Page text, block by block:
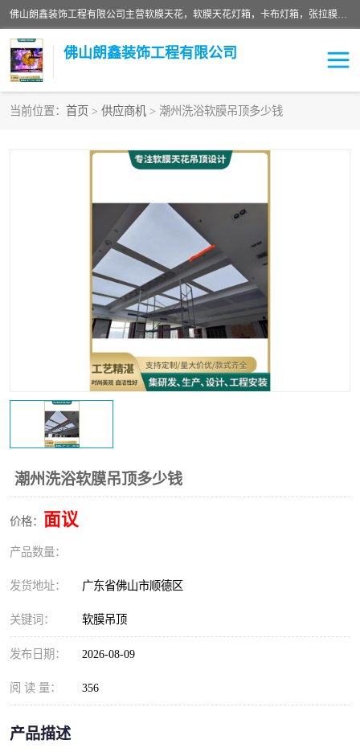
佛山朗鑫装饰工程有限公司主营软膜天花，软膜天花灯箱，卡布灯箱，张拉膜等产品，价格实惠，支持定制；公司专业装饰铺面，家居，会展特装，软膜等工程，技能精良人员，安装快、价格合理，质量保证、热诚与各方有识人士合作，欢迎新老客户来电咨询。
佛山朗鑫装饰工程有限公司
当前位置： 首页 > 供应商机 > 潮州洗浴软膜吊顶多少钱
潮州洗浴软膜吊顶多少钱
价格： 面议
产品数量：
发货地址： 广东省佛山市顺德区
关键词： 软膜吊顶
发布日期： 2026-08-09
阅 读 量： 356
产品描述